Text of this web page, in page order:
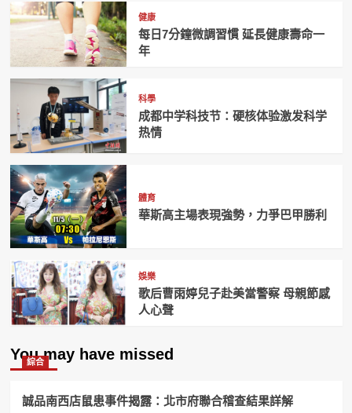
健康
每日7分鐘微調習慣 延長健康壽命一
年
科學
成都中学科技节：硬核体验激发科学
热情
體育
華斯高主場表現強勢，力爭巴甲勝利
娛樂
歌后曹雨婷兒子赴美當警察 母親節感
人心聲
You may have missed
綜合
誠品南西店鼠患事件揭露：北市府聯合稽查結果詳解